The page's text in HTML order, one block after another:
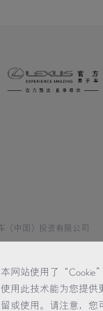
本网站使用了
使用此技术能为您提供
留或使用。请注意，您
（中国）投资有限公司